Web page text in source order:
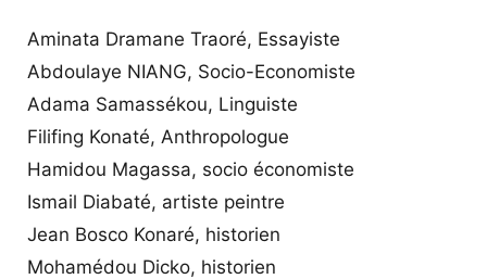
Aminata Dramane Traoré, Essayiste
Abdoulaye NIANG, Socio-Economiste
Adama Samassékou, Linguiste
Filifing Konaté, Anthropologue
Hamidou Magassa, socio économiste
Ismail Diabaté, artiste peintre
Jean Bosco Konaré, historien
Mohamédou Dicko, historien